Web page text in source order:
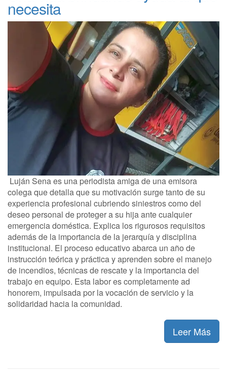
necesita
Luján Sena es una periodista amiga de una emisora
colega que detalla que su motivación surge tanto de su
experiencia profesional cubriendo siniestros como del
deseo personal de proteger a su hija ante cualquier
emergencia doméstica. Explica los rigurosos requisitos
además de la importancia de la jerarquía y disciplina
institucional. El proceso educativo abarca un año de
instrucción teórica y práctica y aprenden sobre el manejo
de incendios, técnicas de rescate y la importancia del
trabajo en equipo. Esta labor es completamente ad
honorem, impulsada por la vocación de servicio y la
solidaridad hacia la comunidad.
Leer Más